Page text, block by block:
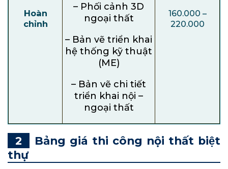
Hoàn
chỉnh
– Phối cảnh 3D
ngoại thất
– Bản vẽ triển khai
hệ thống kỹ thuật
(ME)
– Bản vẽ chi tiết
triển khai nội –
ngoại thất
160.000 –
220.000
Bảng giá thi công nội thất biệt
thự